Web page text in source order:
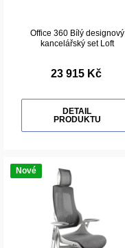
Office 360 Bílý designový
kancelářský set Loft
23 915 Kč
DETAIL
PRODUKTU
Nové